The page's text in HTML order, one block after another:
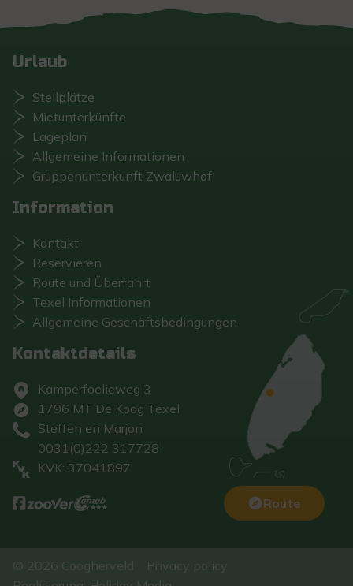
Urlaub
Stellplätze
Mietunterkünfte
Lageplan
Allgemeine Informationen
Gruppenunterkunft Zwaluwhof
Information
Kontakt
Reservieren
Route und Überfahrt
Texel Informationen
Allgemeine Geschäftsbedingungen
Kontaktdetails
Kamperfoelieweg 3
1796 MT De Koog Texel
Steffen en Marjon
0031(0)222 317728
KVK: 37041897
Route
© 2026 Coogherveld
Privacy policy